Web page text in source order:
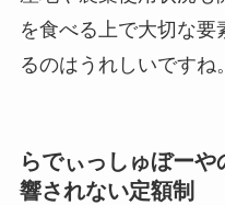
を食べる上で大切な
るのはうれしいですね。
らでぃっしゅぼー
響されない定額制